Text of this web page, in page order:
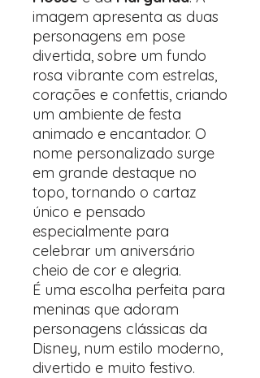
imagem apresenta as duas
personagens em pose
divertida, sobre um fundo
rosa vibrante com estrelas,
corações e confettis, criando
um ambiente de festa
animado e encantador. O
nome personalizado surge
em grande destaque no
topo, tornando o cartaz
único e pensado
especialmente para
celebrar um aniversário
cheio de cor e alegria.
É uma escolha perfeita para
meninas que adoram
personagens clássicas da
Disney, num estilo moderno,
divertido e muito festivo.